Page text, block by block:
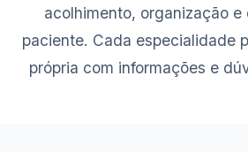
acolhimento, organização e
paciente. Cada especialidade
própria com informações e